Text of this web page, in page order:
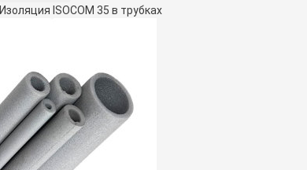
Изоляция ISOCOM 35 в трубках